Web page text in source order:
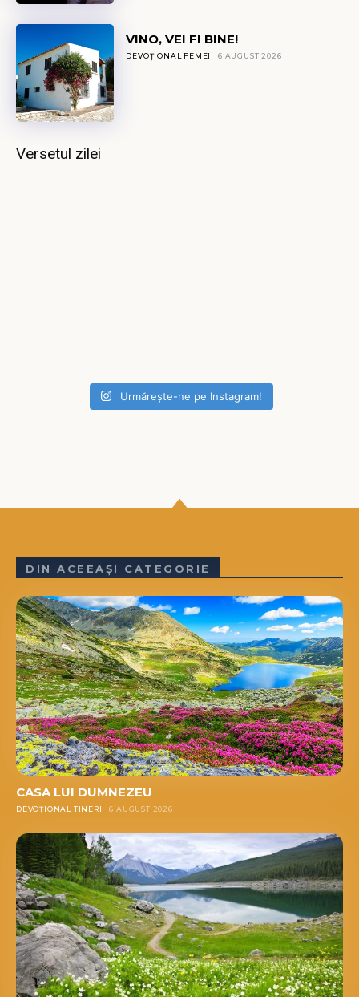
VINO, VEI FI BINE!
DEVOȚIONAL FEMEI 6 AUGUST 2026
Versetul zilei
Urmărește-ne pe Instagram!
DIN ACEEAȘI CATEGORIE
CASA LUI DUMNEZEU
DEVOȚIONAL TINERI 6 AUGUST 2026